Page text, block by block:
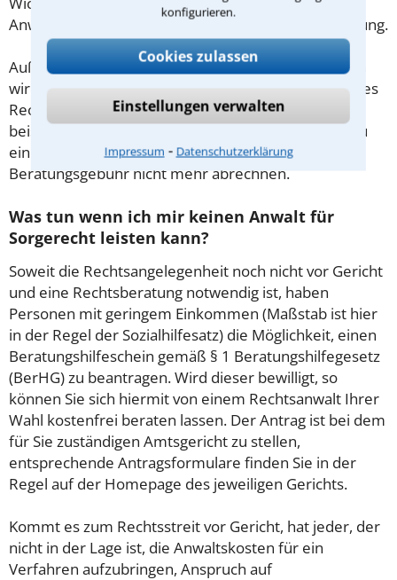
konfigurieren.
Cookies zulassen
Einstellungen verwalten
Impressum ⁃ Datenschutzerklärung
Anwalt aus Aalen schon zu Beginn der ersten Beratung.
Außerdem gut zu wissen: Gemäß § 34 Absatz 2 RVG
wird die Beratungsgebühr auf weitere Tätigkeiten des
Rechtsanwalts angerechnet. Sollte es also
beispielsweise aufgrund des Beratungsgesprächs zu
einem Prozess kommen, so kann der Anwalt diese
Beratungsgebühr nicht mehr abrechnen.
Was tun wenn ich mir keinen Anwalt für
Sorgerecht leisten kann?
Soweit die Rechtsangelegenheit noch nicht vor Gericht
und eine Rechtsberatung notwendig ist, haben
Personen mit geringem Einkommen (Maßstab ist hier
in der Regel der Sozialhilfesatz) die Möglichkeit, einen
Beratungshilfeschein gemäß § 1 Beratungshilfegesetz
(BerHG) zu beantragen. Wird dieser bewilligt, so
können Sie sich hiermit von einem Rechtsanwalt Ihrer
Wahl kostenfrei beraten lassen. Der Antrag ist bei dem
für Sie zuständigen Amtsgericht zu stellen,
entsprechende Antragsformulare finden Sie in der
Regel auf der Homepage des jeweiligen Gerichts.
Kommt es zum Rechtsstreit vor Gericht, hat jeder, der
nicht in der Lage ist, die Anwaltskosten für ein
Verfahren aufzubringen, Anspruch auf